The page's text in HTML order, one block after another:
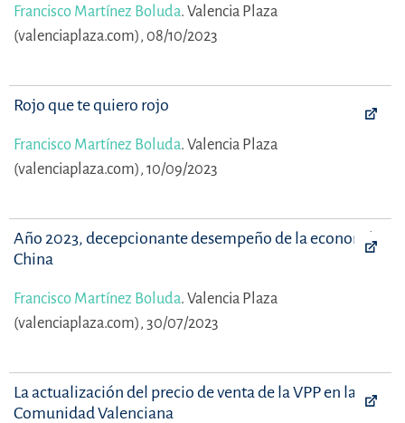
Francisco Martínez Boluda. Valencia Plaza
(valenciaplaza.com), 08/10/2023
Rojo que te quiero rojo
Francisco Martínez Boluda. Valencia Plaza
(valenciaplaza.com), 10/09/2023
Año 2023, decepcionante desempeño de la economía
China
Francisco Martínez Boluda. Valencia Plaza
(valenciaplaza.com), 30/07/2023
La actualización del precio de venta de la VPP en la
Comunidad Valenciana